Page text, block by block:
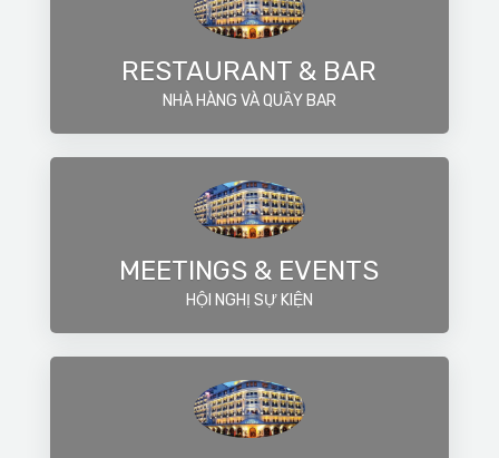
RESTAURANT & BAR
NHÀ HÀNG VÀ QUẦY BAR
MEETINGS & EVENTS
HỘI NGHỊ SỰ KIỆN